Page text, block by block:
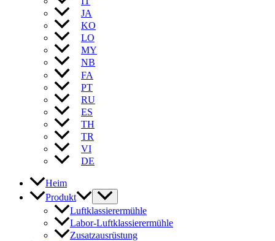
JA
KO
LO
MY
NB
FA
PT
RU
ES
TH
TR
VI
DE
Heim
Produkt
Luftklassierermühle
Labor-Luftklassierermühle
Zusatzausrüstung